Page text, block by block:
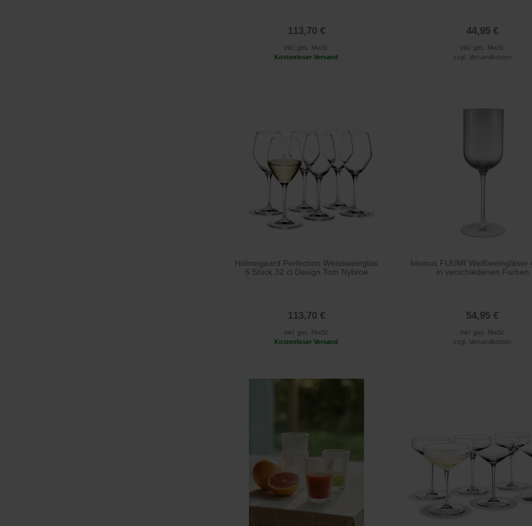
113,70 €
inkl. ges. MwSt.
Kostenloser Versand
44,95 €
inkl. ges. MwSt.
zzgl.Versandkosten
Holmegaard Perfection Weissweinglas
6 Stück 32 cl Design Tom Nybroe
113,70 €
inkl. ges. MwSt.
Kostenloser Versand
blomus FUUMI Weißweingläser
in verschiedenen Farben
54,95 €
inkl. ges. MwSt.
zzgl.Versandkosten